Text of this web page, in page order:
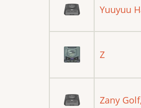
Yuuyuu
Z
Zany